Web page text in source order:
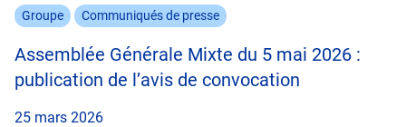
Groupe Communiqués de presse
Assemblée Générale Mixte du 5 mai 2026 :
publication de l’avis de convocation
25 mars 2026